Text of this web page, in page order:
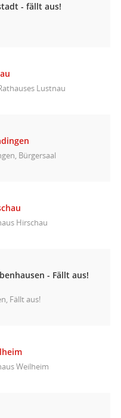
- fällt aus!
Lustnau
Bürgersaal
Hirschau
- Fällt aus!
Fällt aus!
Weilheim